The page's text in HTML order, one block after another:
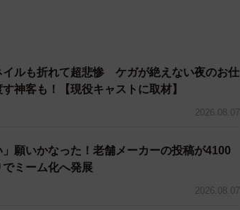
ルも折れて超悲惨 ケガが絶えない夜のお仕
神客も！【現役キャストに取材】
2026.08.07
」願いかなった！老舗メーカーの投稿が4100
ミーム化へ発展
2026.08.07